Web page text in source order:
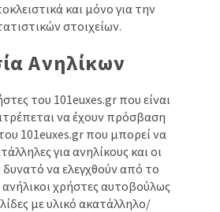
και μόνο για την
στοιχείων.
Ανηλίκων
του 101euxes.gr που είναι
να έχουν πρόσβαση
101euxes.gr που μπορεί να
για ανηλίκους και οι
δυνατό να ελεγχθούν από το
χρήστες αυτοβούλως
με υλικό ακατάλληλο/